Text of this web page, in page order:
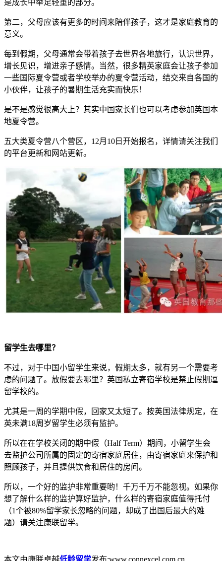
是成长中举足轻重的部分。
第二，父母应该有更多的时间来陪伴孩子，这才是家庭教育的
意义。
每到假期，父母通常会带着孩子去世界各地旅行，认识世界，
增长见识，增进亲子感情。当然，很多精英家庭会让孩子参加
一些国际夏令营或者学校举办的夏令营活动，结交来自各国的
小伙伴，让孩子的暑期生活充实而快乐！
是不是感觉很高大上？其实中国家长们也可以考虑参加英国本
地夏令营。
五大类夏令营八个营区，12月10日开始报名，详情请关注我们
的平台更新和网站更新。
留学生去哪里？
不过，对于中国小留学生来说，假期太多，就有另一个需要考
虑的问题了。放假要去哪里？英国私立寄宿学校是禁止假期逗
留学校的。
尤其是一周的学期中假，回家又太短了。按英国法律规定，在
英未满18周岁留学生必须有监护。
所以在在学校关闭的期中假（Half Term）期间，小留学生会
去监护公司所属的固定的寄宿家庭居住，由寄宿家庭来保护和
照顾孩子，并且提供饮食和居住的房间。
所以，一个好的监护非常重要哟！千万千万不能忽视。如果你
想了解什么样的监护算好监护，什么样的寄宿家庭值得托付
（1个被80%留学家长忽略的问题，却成了出国后最大的难
题）请关注康联留学。
本文由康联卓越低龄留学发布:www.connexcel.com.cn